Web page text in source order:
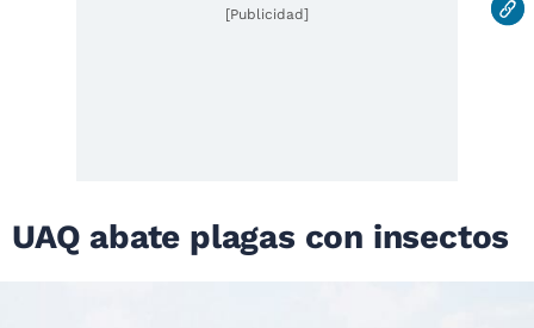
[Publicidad]
UAQ abate plagas con insectos